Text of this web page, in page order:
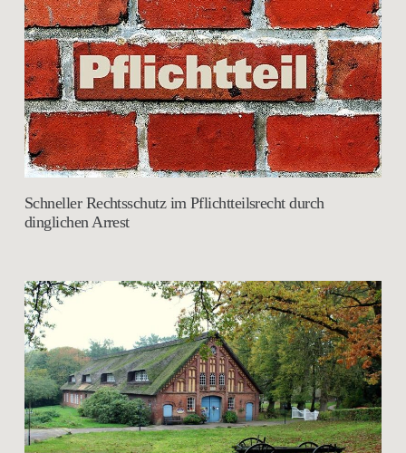
Schneller Rechtsschutz im Pflichtteilsrecht durch
dinglichen Arrest